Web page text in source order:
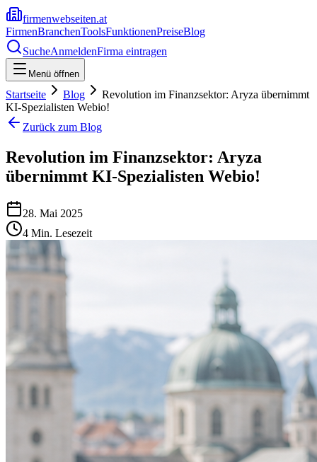
firmenwebseiten.at
FirmenBranchenToolsFunktionenPreiseBlog
SucheAnmeldenFirma eintragen
Menü öffnen
Startseite Blog
Revolution im Finanzsektor: Aryza übernimmt
KI-Spezialisten Webio!
Zurück zum Blog
Revolution im Finanzsektor: Aryza
übernimmt KI-Spezialisten Webio!
28. Mai 2025
4 Min. Lesezeit